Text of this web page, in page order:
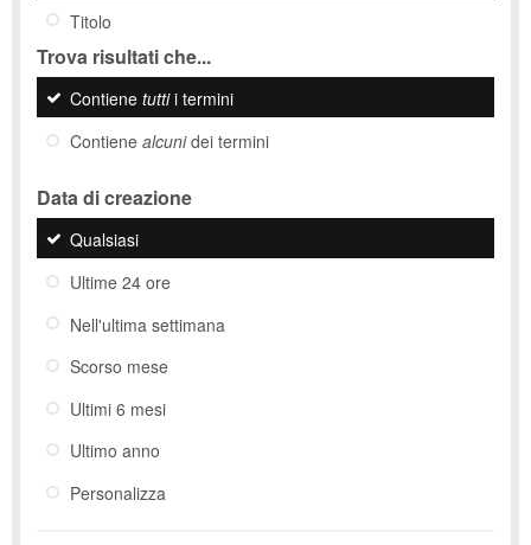
Titolo
Trova risultati che...
Contiene tuttii termini
Contiene alcunidei termini
Data di creazione
Qualsiasi
Ultime 24 ore
Nell'ultima settimana
Scorso mese
Ultimi 6 mesi
Ultimo anno
Personalizza